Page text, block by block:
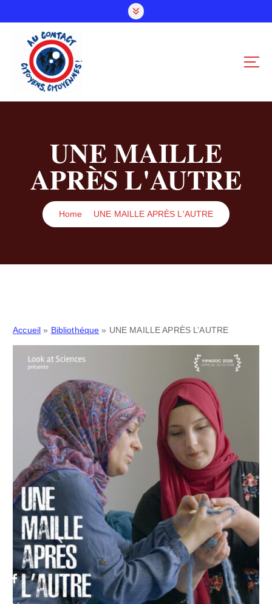
o
UNE MAILLE
APRÈS L'AUTRE
Home UNE MAILLE APRÈS L'AUTRE
Accueil » Bibliothéque » UNE MAILLE APRÈS L’AUTRE